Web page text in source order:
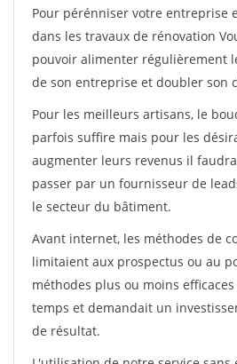
Pour pérénniser votre entreprise
dans les travaux de rénovation
pouvoir alimenter régulièrement
de son entreprise et doubler son
Pour les meilleurs artisans, le
parfois suffire mais pour les
augmenter leurs revenus il
passer par un fournisseur de
le secteur du bâtiment.
Avant internet, les méthodes de
limitaient aux prospectus ou au
méthodes plus ou moins
temps et demandait un
de résultat.